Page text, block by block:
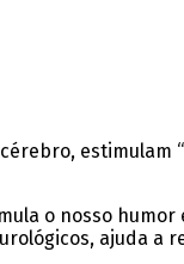
o nosso
ajuda a